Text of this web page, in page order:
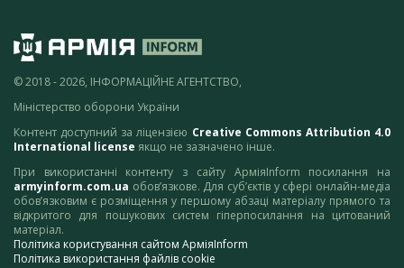
© 2018 - 2026, ІНФОРМАЦІЙНЕ АГЕНТСТВО,
Міністерство оборони України
Контент доступний за ліцензією Creative Commons Attribution 4.0
International license якщо не зазначено інше.
При використанні контенту з сайту АрміяInform посилання на
armyinform.com.ua обов’язкове. Для суб’єктів у сфері онлайн-медіа
обов’язковим є розміщення у першому абзаці матеріалу прямого та
відкритого для пошукових систем гіперпосилання на цитований
матеріал.
Політика користування сайтом АрміяInform
Політика використання файлів cookie